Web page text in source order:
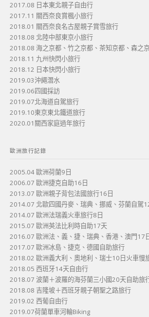
2017.08 日本東北親子自由行
2017.11 關西奈良賞楓小旅行
2018.01 關西奈良名古屋親子賞雪旅行
2018.08 北陸中部東京小旅行
2018.08 海之京都、竹之京都、茶知京都、森之
2018.11 九州快閃小旅行
2018.12 日本快閃小旅行
2019.03沖繩潛水
2019.06四國採訪
2019.07北海道自駕旅行
2019.10東京東北鐵道旅行
2020.01關西家庭過年旅行
歐洲旅行記錄
2005.04 歐洲荷蘭9日
2006.07 歐洲捷克自助16日
2013.07 歐洲親子背包法國旅行16日
2014.07 北歐四國丹麥、瑞典、挪威、芬蘭自駕
2014.07 歐洲法瑞義火車旅行8日
2015.07 歐洲英法比利時自助17天
2016.07 歐洲法、義、捷、瑞典、香港、澳門17
2017.07 歐洲冰島、捷克、德國自助旅行
2018.02 歐洲義大利、奧地利、瑞士10日火車慢
2018.05 西班牙14天自由行
2018.07 波蘭＋波羅的海芬蘭三小國20天自助旅
2018.08 吉隆坡＋西班牙親子朝聖之路旅行
2019.02 西葡自由行
2019.07荷蘭單車河輪Biking